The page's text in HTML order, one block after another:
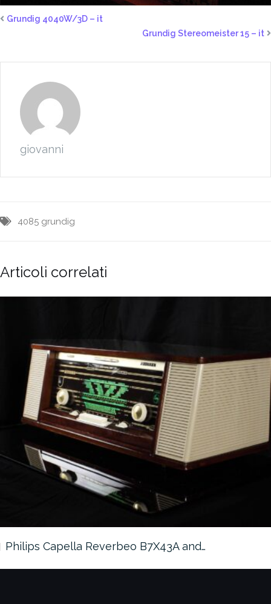
Grundig 4040W/3D – it
Grundig Stereomeister 15 – it
giovanni
4085 grundig
Articoli correlati
Philips Capella Reverbeo B7X43A and…